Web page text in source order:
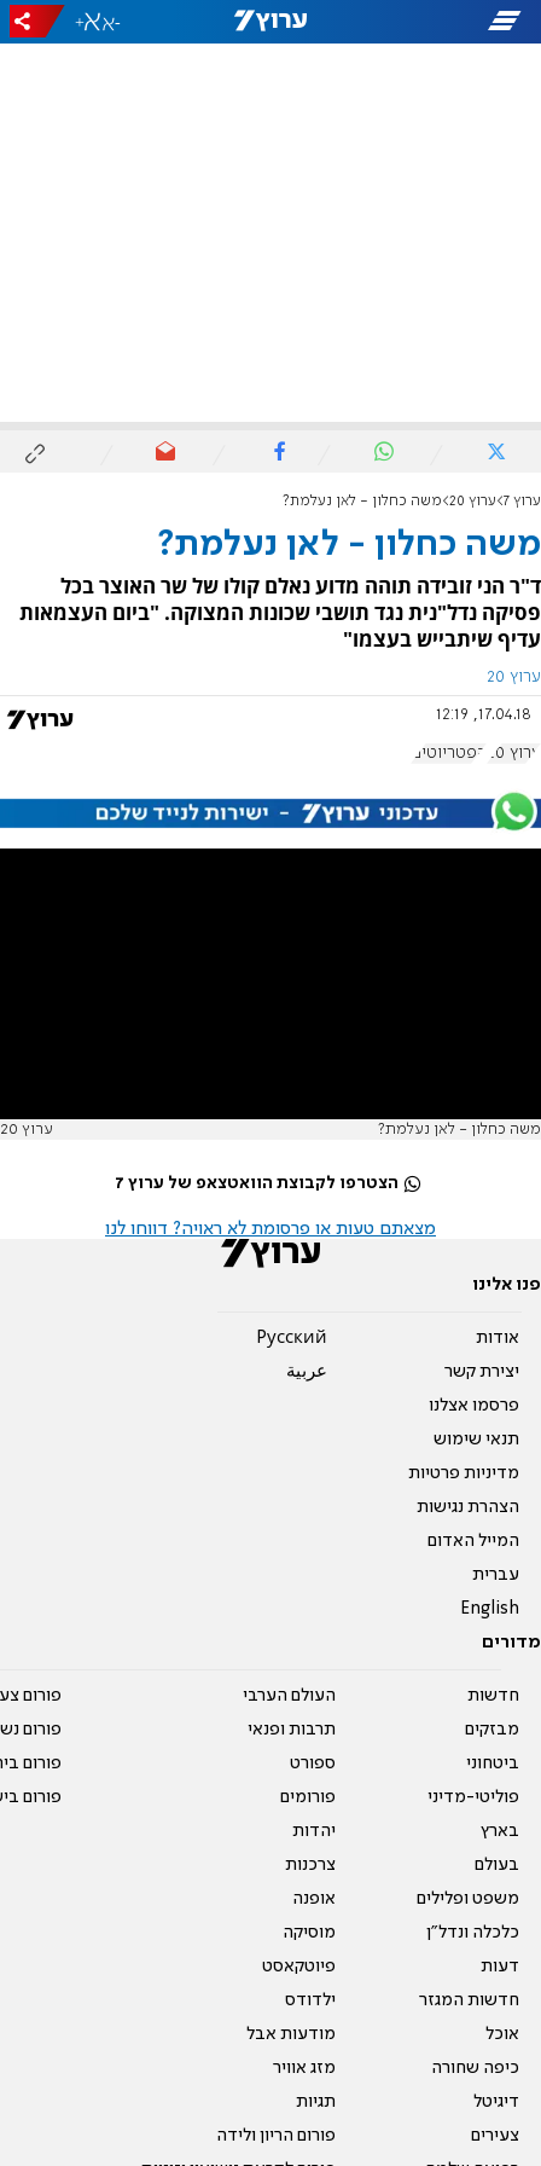
-
+
ערוץ 7 ערוץ 20 משה כחלון - לאן נעלמת?
משה כחלון - לאן נעלמת?
ד"ר הני זובידה תוהה מדוע נאלם קולו של שר האוצר בכל
פסיקה נדל"נית נגד תושבי שכונות המצוקה. "ביום העצמאות
עדיף שיתבייש בעצמו"
ערוץ 20
17.04.18, 12:19
ערוץ 20 הפטריוטים
משה כחלון - לאן נעלמת? ערוץ 20
הצטרפו לקבוצת הוואטצאפ של ערוץ 7
מצאתם טעות או פרסומת לא ראויה? דווחו לנו
פנו אלינו
אודות
יצירת קשר
פרסמו אצלנו
תנאי שימוש
מדיניות פרטיות
הצהרת נגישות
המייל האדום
עברית
English
Pусский
عربية
מדורים
חדשות
מבזקים
ביטחוני
פוליטי-מדיני
בארץ
בעולם
משפט ופלילים
כלכלה ונדל"ן
דעות
חדשות המגזר
אוכל
כיפה שחורה
דיגיטל
צעירים
העולם הערבי
תרבות ופנאי
ספורט
פורומים
יהדות
צרכנות
אופנה
מוסיקה
פיוטקאסט
ילדודס
מודעות אבל
מזג אוויר
תגיות
פורום הריון ולידה
פורום
פורום
פורום
פורום